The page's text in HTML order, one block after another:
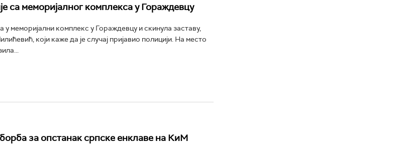
са меморијалног комплекса у Гораждевцу
меморијални комплекс у Гораждевцу и скинула заставу,
који каже да је случај пријавио полицији. На место
за опстанак српске енклаве на КиМ